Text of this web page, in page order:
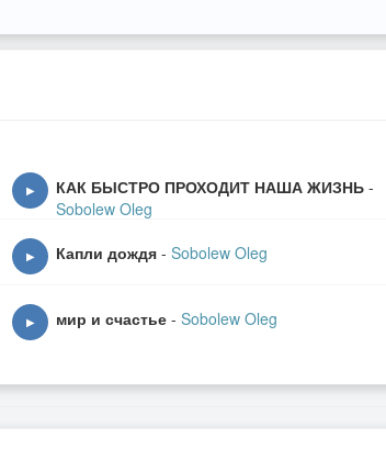
▶ КАК БЫСТРО ПРОХОДИТ НАША ЖИЗНЬ -
Sobolew Oleg
▶ Капли дождя - Sobolew Oleg
▶ мир и счастье - Sobolew Oleg